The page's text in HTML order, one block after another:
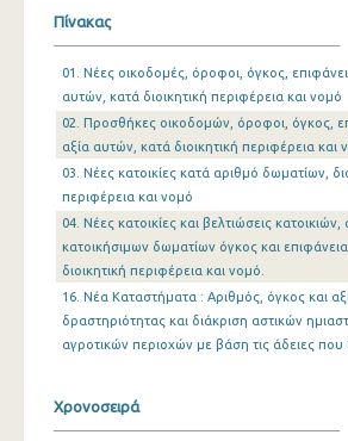
Οκτωβρίου 2023
Σεπτεμβρίου 2023
Αυγούστου 2023
Ιουλίου 2023
Ιουνίου 2023
Μαΐου 2023
Απριλίου 2023
Ιανουαρίου 2023
Πίνακας
01. Νέες οικοδομές, όροφοι, όγκος,
αυτών, κατά διοικητική περιφέρεια και νομό
02. Προσθήκες οικοδομών, όροφοι, όγκος,
αξία αυτών, κατά διοικητική περιφέρεια και
03. Νέες κατοικίες κατά αριθμό δωματίων,
περιφέρεια και νομό
04. Νέες κατοικίες και βελτιώσεις κατοικιών,
κατοικήσιμων δωματίων όγκος και
διοικητική περιφέρεια και νομό.
16. Νέα Καταστήματα : Αριθμός, όγκος και
δραστηριότητας και διάκριση αστικών
αγροτικών περιοχών με βάση τις άδειες που
Χρονοσειρά